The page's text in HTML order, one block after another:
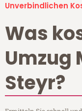
Unverbindlichen
Was
Umzug
Steyr?